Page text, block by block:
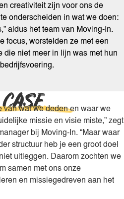
creativiteit zijn voor ons de
onderscheiden in wat we doen:
aldus het team van Moving-In.
focus, worstelden ze met een
niet meer in lijn was met hun
.
van wat we deden en waar we
missie en visie miste,” zegt
bij Moving-In. “Maar waar
structuur heb je een groot doel
uitleggen. Daarom zochten we
samen met ons onze
en missiegedreven aan het